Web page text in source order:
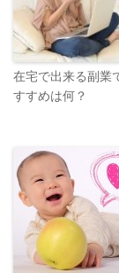
在宅で出来る副業
すすめは何？